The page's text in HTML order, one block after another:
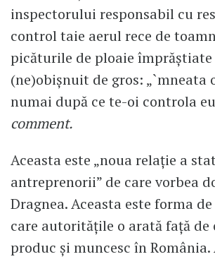
inspectorului responsabil cu
control taie aerul rece de
picăturile de ploaie
(ne)obișnuit de gros: „`mneata
numai după ce te-oi controla
comment.
Aceasta este „noua relație a
antreprenorii” de care vorbea
Dragnea. Aceasta este forma
care autorităţile o arată faţă de
produc şi muncesc în România.